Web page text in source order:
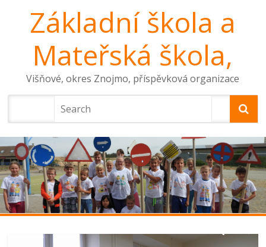
Základní škola a
Mateřská škola,
Višňové, okres Znojmo, příspěvková organizace